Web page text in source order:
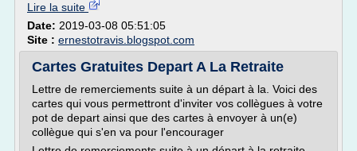
Lire la suite
Date: 2019-03-08 05:51:05
Site : ernestotravis.blogspot.com
Cartes Gratuites Depart A La Retraite
Lettre de remerciements suite à un départ à la. Voici des
cartes qui vous permettront d'inviter vos collègues à votre
pot de depart ainsi que des cartes à envoyer à un(e)
collègue qui s'en va pour l'encourager